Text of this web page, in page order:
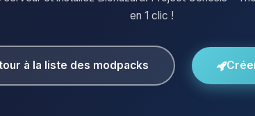
en 1 clic !
à la liste des modpacks